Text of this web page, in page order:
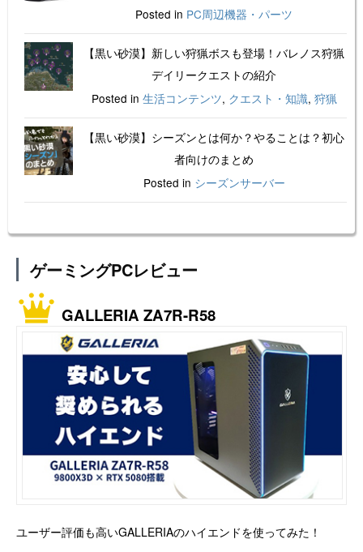
Posted in PC周辺機器・パーツ
【黒い砂漠】新しい狩猟ボスも登場！バレノス狩猟
デイリークエストの紹介
Posted in 生活コンテンツ, クエスト・知識, 狩猟
【黒い砂漠】シーズンとは何か？やることは？初心
者向けのまとめ
Posted in シーズンサーバー
ゲーミングPCレビュー
GALLERIA ZA7R-R58
ユーザー評価も高いGALLERIAのハイエンドを使ってみた！